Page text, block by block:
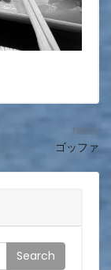
Next:
ゴッファ